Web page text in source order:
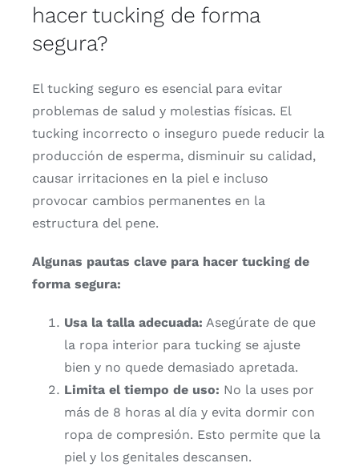
hacertucking de forma
segura?
El tucking seguro es esencial para evitar
problemas de salud y molestias físicas. El
tucking incorrecto o inseguro puede reducir la
producción de esperma, disminuir su calidad,
causar irritaciones en la piel e incluso
provocar cambios permanentes en la
estructura del pene.
Algunas pautas clave para hacer tucking de
forma segura:
Usa la talla adecuada: Asegúrate de que
la ropa interior para tucking se ajuste
bien y no quede demasiado apretada.
Limita el tiempo de uso: No la uses por
más de 8 horas al día y evita dormir con
ropa de compresión. Esto permite que la
piel y los genitales descansen.